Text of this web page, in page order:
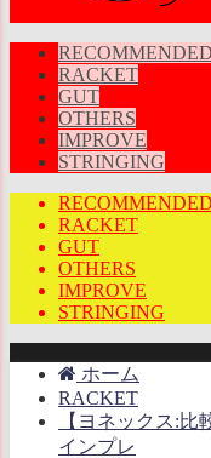
RECOMMENDED
RACKET
GUT
OTHERS
IMPROVE
STRINGING
RECOMMENDED
RACKET
GUT
OTHERS
IMPROVE
STRINGING
ホーム
RACKET
【ヨネックス:比
インプレ